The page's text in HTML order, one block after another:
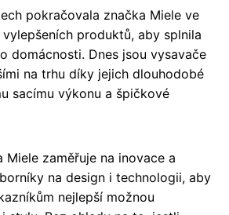
pokračovala značka Miele ve
produktů, aby splnila
domácnosti. Dnes jsou vysavače
na trhu díky jejich dlouhodobé
sacímu výkonu a špičkové
Miele zaměřuje na inovace a
na design i technologii, aby
nejlepší možnou